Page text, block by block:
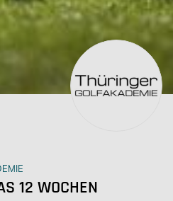
12 WOCHEN